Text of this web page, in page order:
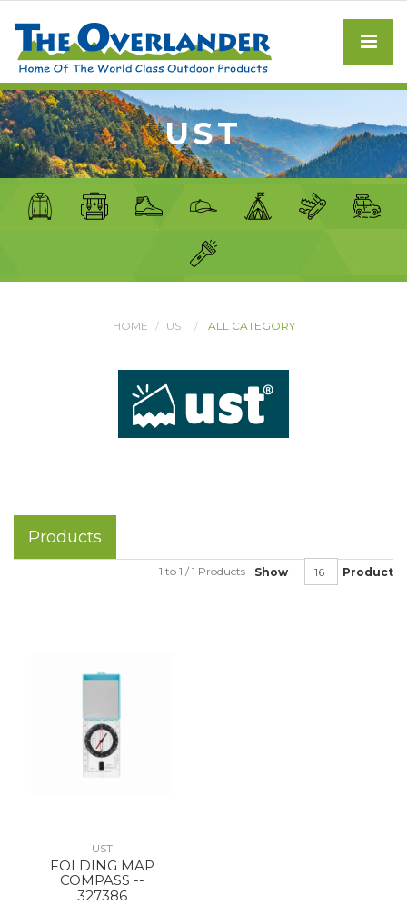
UST
HOME UST ALL CATEGORY
Products
Show Product
1 to 1 / 1 Products
UST
FOLDING MAP
COMPASS --
327386